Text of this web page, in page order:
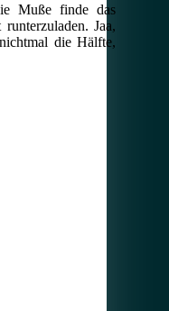
Muße finde das
Jaa,
die Hälfte,